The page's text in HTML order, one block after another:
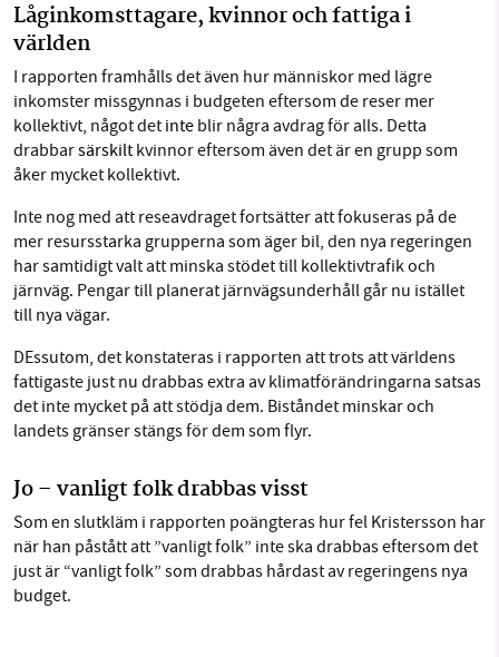
Låginkomsttagare, kvinnor och fattiga i
världen
I rapporten framhålls det även hur människor med lägre
inkomster missgynnas i budgeten eftersom de reser mer
kollektivt, något det inte blir några avdrag för alls. Detta
drabbarsärskilt kvinnor eftersom även det är en grupp som
åker mycket kollektivt.
Inte nog med att reseavdraget fortsätter att fokuseras på de
mer resursstarka grupperna som äger bil, den nya regeringen
har samtidigt valt att minska stödet till kollektivtrafik och
järnväg. Pengar till planerat järnvägsunderhåll går nu istället
till nya vägar.
DEssutom, det konstateras i rapporten att trots att världens
fattigaste just nu drabbas extra av klimatförändringarna satsas
det inte mycket på att stödja dem. Biståndet minskar och
landets gränser stängs för dem som flyr.
Jo – vanligt folk drabbasvisst
Som en slutkläm i rapporten poängteras hur fel Kristersson har
när han påstått att ”vanligt folk” inte ska drabbas eftersom det
just är “vanligt folk” som drabbas hårdast av regeringens nya
budget.